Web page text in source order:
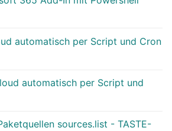
automatisch per Script und Cron
automatisch per Script und
sources.list - TASTE-